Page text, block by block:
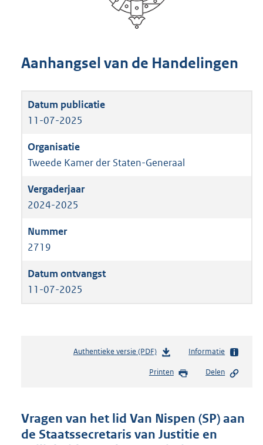
Aanhangsel van de Handelingen
11-07-2025
Tweede Kamer der Staten-Generaal
2024-2025
2719
11-07-2025
Authentieke versie (PDF)b
s
n
d
s
Informatie
Printen Delen
Vragen van het lid Van Nispen (SP) aan
de Staatssecretaris van Justitie en